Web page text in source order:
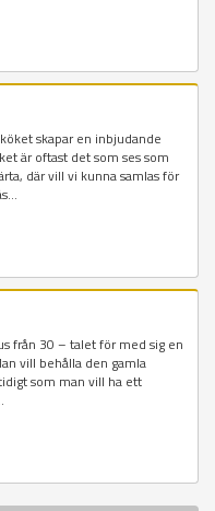
skapar en inbjudande
är oftast det som ses som
där vill vi kunna samlas för
från 30 – talet för med sig en
vill behålla den gamla
som man vill ha ett